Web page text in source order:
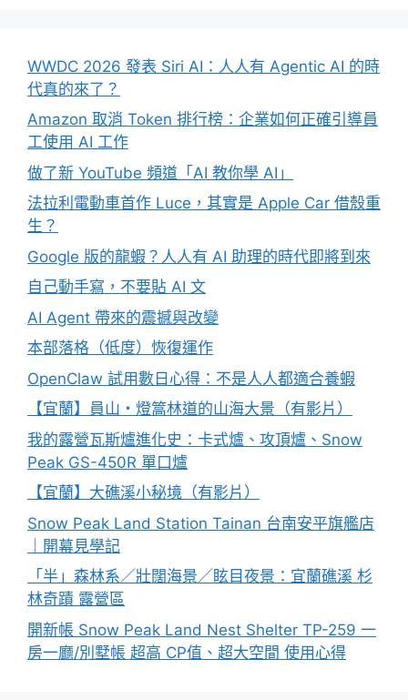
WWDC 2026 發表 Siri AI：人人有 Agentic AI 的時
代真的來了？
Amazon 取消 Token 排行榜：企業如何正確引導員
工使用 AI 工作
做了新 YouTube 頻道「AI 教你學 AI」
法拉利電動車首作 Luce，其實是 Apple Car 借殼重
生？
Google 版的龍蝦？人人有 AI 助理的時代即將到來
自己動手寫，不要貼 AI 文
AI Agent 帶來的震撼與改變
本部落格（低度）恢復運作
OpenClaw 試用數日心得：不是人人都適合養蝦
【宜蘭】員山・燈篙林道的山海大景（有影片）
我的露營瓦斯爐進化史：卡式爐、攻頂爐、Snow
Peak GS-450R 單口爐
【宜蘭】大礁溪小秘境（有影片）
Snow Peak Land Station Tainan 台南安平旗艦店
｜開幕見學記
「半」森林系／壯闊海景／眩目夜景：宜蘭礁溪 杉
林奇蹟 露營區
開新帳 Snow Peak Land Nest Shelter TP-259 一
房一廳/別墅帳 超高 CP值、超大空間 使用心得